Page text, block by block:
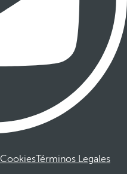
CookiesTérminos Legales